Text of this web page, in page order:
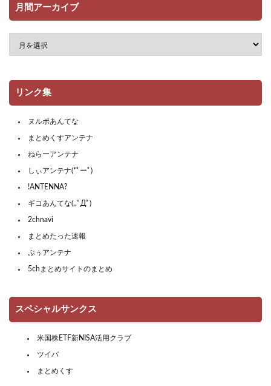
月間アーカイブ
リンク集
ヌルポあんてな
まとめくすアンテナ
ねらーアンテナ
しぃアンテナ(*ﾟーﾟ)
!ANTENNA?
ギコあんてな(,,ﾟДﾟ)
2chnavi
まとめたった速報
ぷぅアンテナ
5chまとめサイトのまとめ
スペシャルサンクス
米国株ETF新NISA活用クラブ
ツイバ
まとめくす